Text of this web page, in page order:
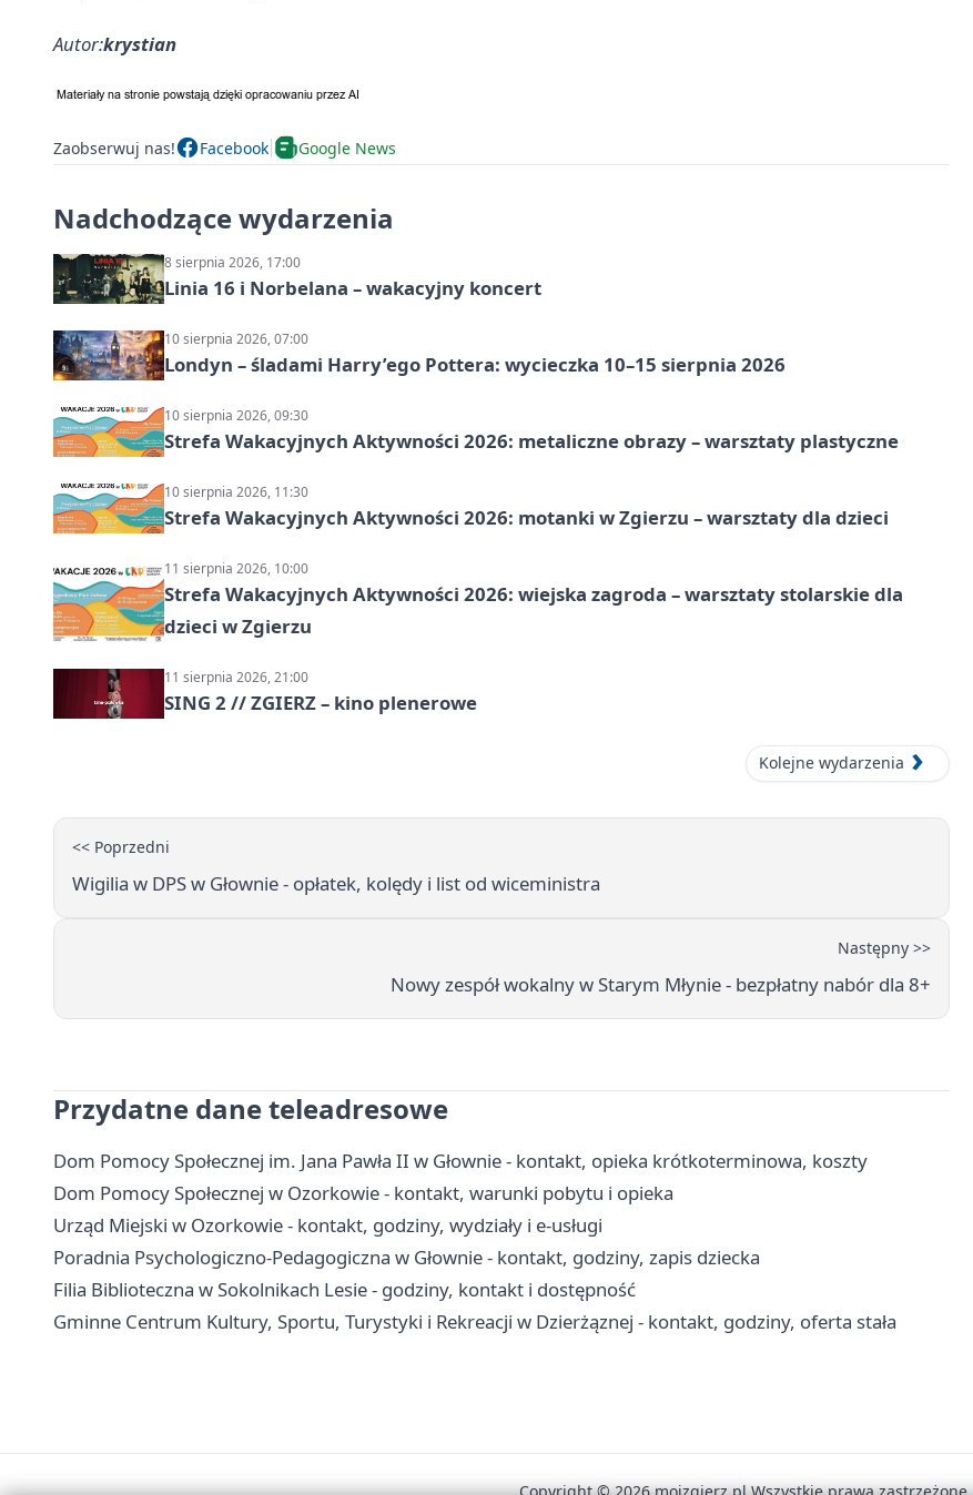
Autor:krystian
Zaobserwuj nas! Facebook Google News
Nadchodzące wydarzenia
8 sierpnia 2026, 17:00
Linia 16 i Norbelana – wakacyjny koncert
10 sierpnia 2026, 07:00
Londyn – śladami Harry’ego Pottera: wycieczka 10–15 sierpnia 2026
10 sierpnia 2026, 09:30
Strefa Wakacyjnych Aktywności 2026: metaliczne obrazy – warsztaty plastyczne
10 sierpnia 2026, 11:30
Strefa Wakacyjnych Aktywności 2026: motanki w Zgierzu – warsztaty dla dzieci
11 sierpnia 2026, 10:00
Strefa Wakacyjnych Aktywności 2026: wiejska zagroda – warsztaty stolarskie dla
dzieci w Zgierzu
11 sierpnia 2026, 21:00
SING 2 // ZGIERZ – kino plenerowe
Kolejne wydarzenia
<< Poprzedni
Wigilia w DPS w Głownie - opłatek, kolędy i list od wiceministra
Następny >>
Nowy zespół wokalny w Starym Młynie - bezpłatny nabór dla 8+
Przydatne dane teleadresowe
Dom Pomocy Społecznej im. Jana Pawła II w Głownie - kontakt, opieka krótkoterminowa, koszty
Dom Pomocy Społecznej w Ozorkowie - kontakt, warunki pobytu i opieka
Urząd Miejski w Ozorkowie - kontakt, godziny, wydziały i e-usługi
Poradnia Psychologiczno-Pedagogiczna w Głownie - kontakt, godziny, zapis dziecka
Filia Biblioteczna w Sokolnikach Lesie - godziny, kontakt i dostępność
Gminne Centrum Kultury, Sportu, Turystyki i Rekreacji w Dzierżąznej - kontakt, godziny, oferta stała
Copyright © 2026 mojzgierz.pl Wszystkie prawa zastrzeżone.